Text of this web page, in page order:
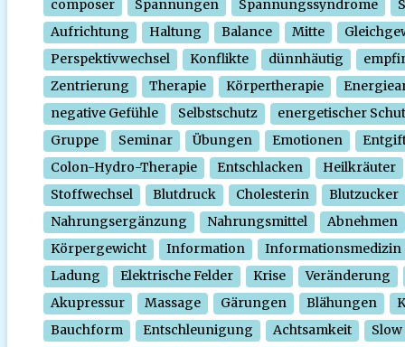
composer Spannungen Spannungssyndrome
Aufrichtung
Haltung Balance Mitte
Perspektivwechsel
Konflikte dünnhäutig
Zentrierung
Therapie Körpertherapie
negative Gefühle
Selbstschutz
energetischer
Gruppe
Seminar Übungen Emotionen
Colon-Hydro-Therapie
Entschlacken
Heilkräuter
Stoffwechsel
Blutdruck Cholesterin
Blutzucker
Nahrungsergänzung
Nahrungsmittel
Abnehmen
Körpergewicht
Information
Informationsmedizin
Ladung
Elektrische Felder Krise
Veränderung
Akupressur
Massage Gärungen Blähungen
Bauchform
Entschleunigung Achtsamkeit
Slow